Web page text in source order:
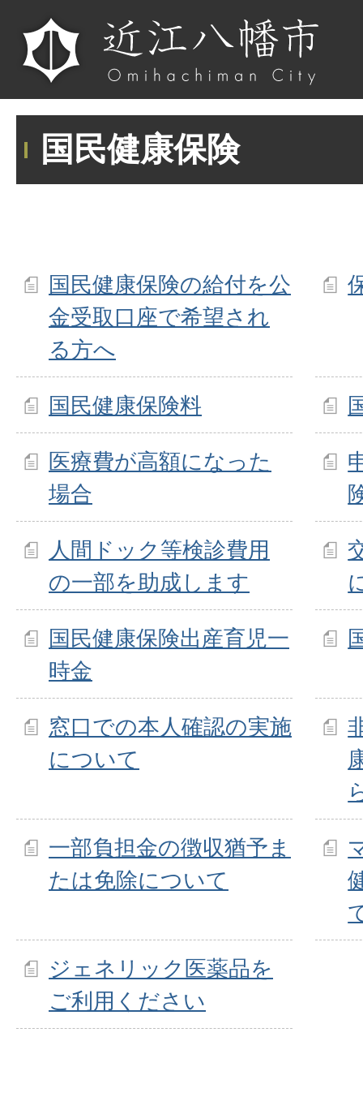
国民健康保険
国民健康保険の給付を公
金受取口座で希望され
る方へ
国民健康保険料
医療費が高額になった
場合
人間ドック等検診費用
の一部を助成します
国民健康保険出産育児一
時金
窓口での本人確認の実施
について
一部負担金の徴収猶予ま
たは免除について
ジェネリック医薬品を
ご利用ください